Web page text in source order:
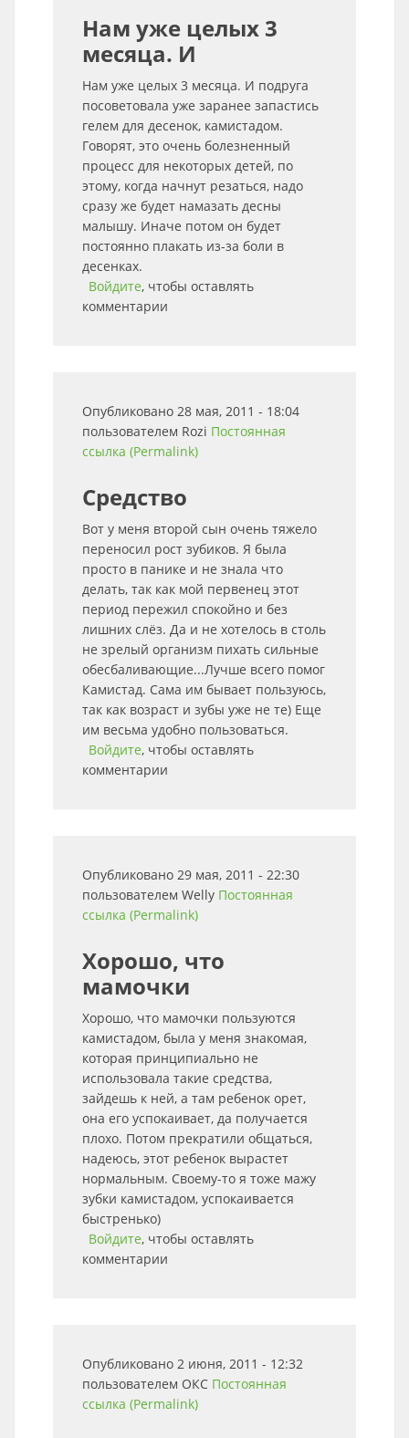
Нам уже целых 3
месяца. И
Нам уже целых 3 месяца. И подруга
посоветовала уже заранее запастись
гелем для десенок, камистадом.
Говорят, это очень болезненный
процесс для некоторых детей, по
этому, когда начнут резаться, надо
сразу же будет намазать десны
малышу. Иначе потом он будет
постоянно плакать из-за боли в
десенках.
Войдите, чтобы оставлять
комментарии
Опубликовано 28 мая, 2011 - 18:04
пользователем Rozi Постоянная
ссылка (Permalink)
Средство
Вот у меня второй сын очень тяжело
переносил рост зубиков. Я была
просто в панике и не знала что
делать, так как мой первенец этот
период пережил спокойно и без
лишних слёз. Да и не хотелось в столь
не зрелый организм пихать сильные
обесбаливающие...Лучше всего помог
Камистад. Сама им бывает пользуюсь,
так как возраст и зубы уже не те) Еще
им весьма удобно пользоваться.
Войдите, чтобы оставлять
комментарии
Опубликовано 29 мая, 2011 - 22:30
пользователем Welly Постоянная
ссылка (Permalink)
Хорошо, что
мамочки
Хорошо, что мамочки пользуются
камистадом, была у меня знакомая,
которая принципиально не
использовала такие средства,
зайдешь к ней, а там ребенок орет,
она его успокаивает, да получается
плохо. Потом прекратили общаться,
надеюсь, этот ребенок вырастет
нормальным. Своему-то я тоже мажу
зубки камистадом, успокаивается
быстренько)
Войдите, чтобы оставлять
комментарии
Опубликовано 2 июня, 2011 - 12:32
пользователем ОКС Постоянная
ссылка (Permalink)